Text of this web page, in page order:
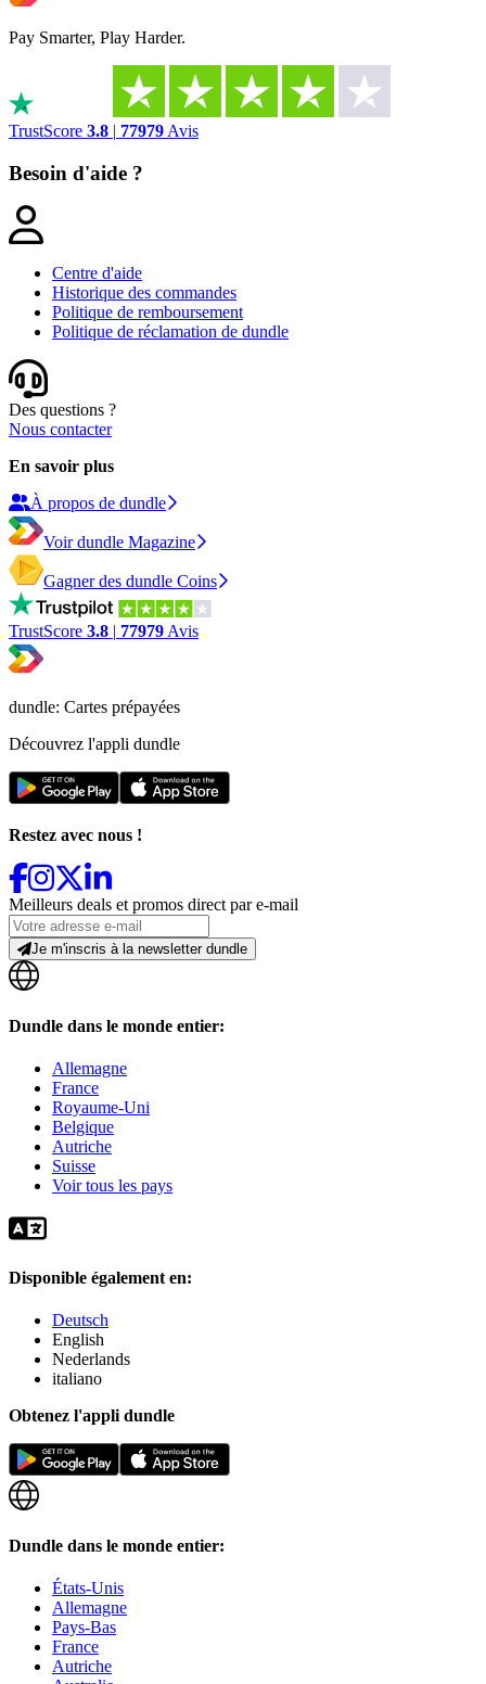
Pay Smarter, Play Harder.
TrustScore 3.8 | 77979 Avis
Besoin d'aide ?
Centre d'aide
Historique des commandes
Politique de remboursement
Politique de réclamation de dundle
Des questions ?
Nous contacter
En savoir plus
À propos de dundle
Voir dundle Magazine
Gagner des dundle Coins
TrustScore 3.8 | 77979 Avis
dundle: Cartes prépayées
Découvrez l'appli dundle
Restez avec nous !
Meilleurs deals et promos direct par e-mail
Je m'inscris à la newsletter dundle
Dundle dans le monde entier:
Allemagne
France
Royaume-Uni
Belgique
Autriche
Suisse
Voir tous les pays
Disponible également en:
Deutsch
English
Nederlands
italiano
Obtenez l'appli dundle
Dundle dans le monde entier:
États-Unis
Allemagne
Pays-Bas
France
Autriche